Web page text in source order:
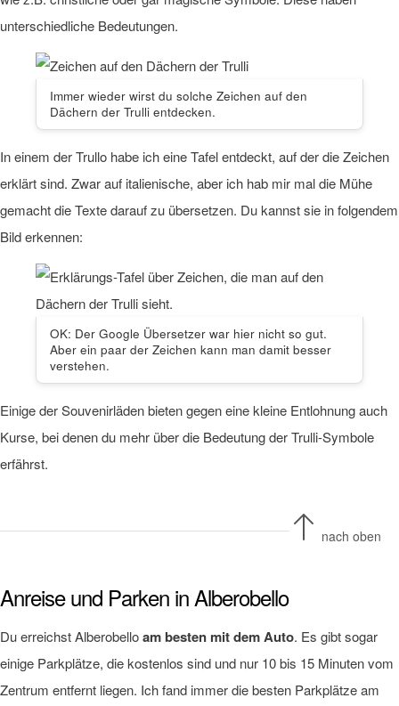
unterschiedliche Bedeutungen.
Immer wieder wirst du solche Zeichen auf den
Dächern der Trulli entdecken.
In einem der Trullo habe ich eine Tafel entdeckt, auf der die Zeichen
erklärt sind. Zwar auf italienische, aber ich hab mir mal die Mühe
gemacht die Texte darauf zu übersetzen. Du kannst sie in folgendem
Bild erkennen:
OK: Der Google Übersetzer war hier nicht so gut.
Aber ein paar der Zeichen kann man damit besser
verstehen.
Einige der Souvenirläden bieten gegen eine kleine Entlohnung auch
Kurse, bei denen du mehr über die Bedeutung der Trulli-Symbole
erfährst.
nach oben
Anreise und Parken in Alberobello
Du erreichst Alberobelloam besten mit dem Auto. Es gibt sogar
einige Parkplätze, die kostenlos sind und nur 10 bis 15 Minuten vom
Zentrum entfernt liegen. Ich fand immer die besten Parkplätze am